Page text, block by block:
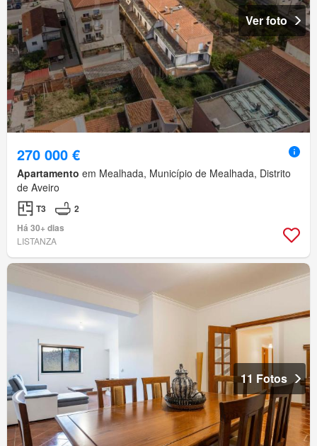
Ver foto
270 000 €
Apartamento em Mealhada, Município de Mealhada, Distrito
de Aveiro
T3
2
Há 30+ dias
LISTANZA
11 Fotos